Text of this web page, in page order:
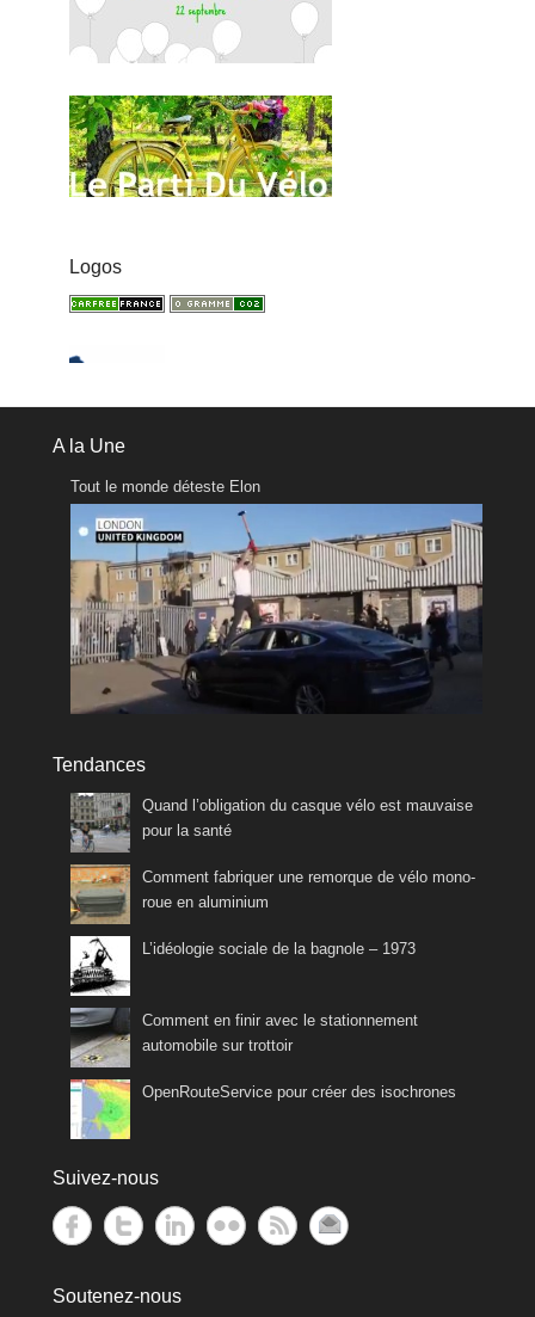
Logos
A la Une
Tout le monde déteste Elon
Tendances
Quand l’obligation du casque vélo est mauvaise
pour la santé
Comment fabriquer une remorque de vélo mono-
roue en aluminium
L’idéologie sociale de la bagnole – 1973
Comment en finir avec le stationnement
automobile sur trottoir
OpenRouteService pour créer des isochrones
Suivez-nous
Soutenez-nous